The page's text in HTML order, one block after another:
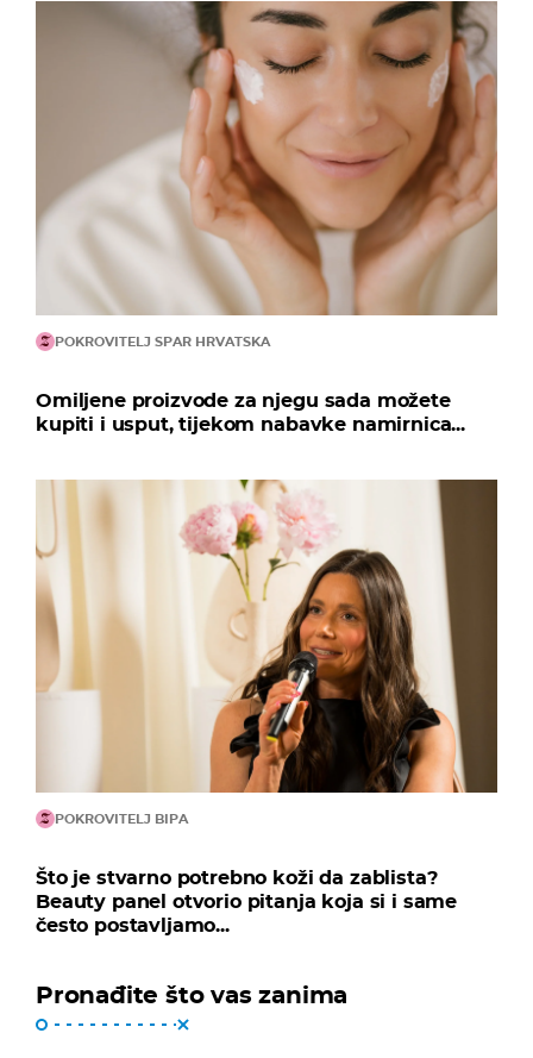
POKROVITELJ SPAR HRVATSKA
Omiljene proizvode za njegu sada možete
kupiti i usput, tijekom nabavke namirnica...
POKROVITELJ BIPA
Što je stvarno potrebno koži da zablista?
Beauty panel otvorio pitanja koja si i same
često postavljamo...
Pronađite što vas zanima